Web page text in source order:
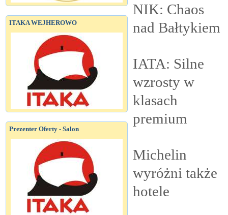
ITAKA WEJHEROWO
Prezenter Oferty - Salon
NIK: Chaos
nad Bałtykiem
IATA: Silne
wzrosty w
klasach
premium
Michelin
wyróżni także
hotele